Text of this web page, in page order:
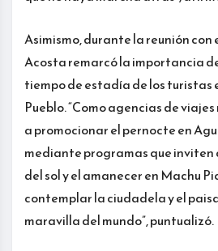
Asimismo, durante la reunión con
Acosta remarcó la importancia
tiempo de estadía de los turistas
Pueblo. “Como agencias de
a promocionar el pernocte en
mediante programas que
del sol y el amanecer en Machu
contemplar la ciudadela y el
maravilla del mundo”, puntualizó.